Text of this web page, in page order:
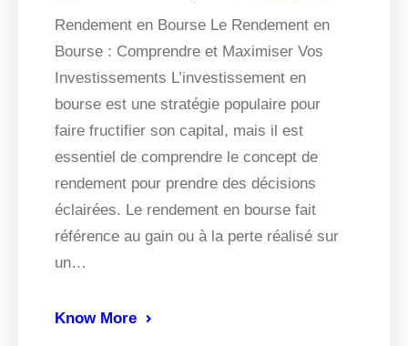
Rendement en Bourse Le Rendement en
Bourse : Comprendre et Maximiser Vos
Investissements L’investissement en
bourse est une stratégie populaire pour
faire fructifier son capital, mais il est
essentiel de comprendre le concept de
rendement pour prendre des décisions
éclairées. Le rendement en bourse fait
référence au gain ou à la perte réalisé sur
un…
Know More